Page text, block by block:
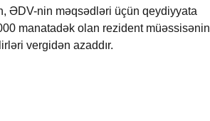
ƏDV-nin məqsədləri üçün qeydiyyata
manatadək olan rezident müəssisənin
vergidən azaddır.